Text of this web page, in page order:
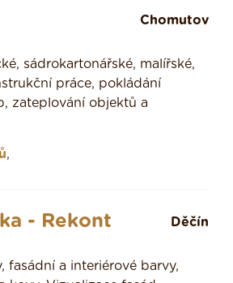
Chomutov
sádrokartonářské, malířské,
práce, pokládání
zateplování objektů a
,
- Rekont Děčín
fasádní a interiérové barvy,